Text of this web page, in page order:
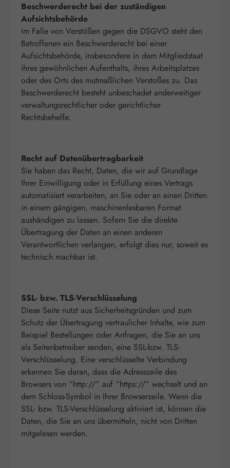
Beschwerderecht bei der zuständigen
Aufsichtsbehörde
Im Falle von Verstößen gegen die DSGVO steht den
Betroffenen ein Beschwerderecht bei einer
Aufsichtsbehörde, insbesondere in dem Mitgliedstaat
ihres gewöhnlichen Aufenthalts, ihres Arbeitsplatzes
oder des Orts des mutmaßlichen Verstoßes zu. Das
Beschwerderecht besteht unbeschadet anderweitiger
verwaltungsrechtlicher oder gerichtlicher
Rechtsbehelfe.
Recht auf Datenübertragbarkeit
Sie haben das Recht, Daten, die wir auf Grundlage
Ihrer Einwilligung oder in Erfüllung eines Vertrags
automatisiert verarbeiten, an Sie oder an einen Dritten
in einem gängigen, maschinenlesbaren Format
aushändigen zu lassen. Sofern Sie die direkte
Übertragung der Daten an einen anderen
Verantwortlichen verlangen, erfolgt dies nur, soweit es
technisch machbar ist.
SSL- bzw. TLS-Verschlüsselung
Diese Seite nutzt aus Sicherheitsgründen und zum
Schutz der Übertragung vertraulicher Inhalte, wie zum
Beispiel Bestellungen oder Anfragen, die Sie an uns
als Seitenbetreiber senden, eine SSL-bzw. TLS-
Verschlüsselung. Eine verschlüsselte Verbindung
erkennen Sie daran, dass die Adresszeile des
Browsers von “http://” auf “https://” wechselt und an
dem Schloss-Symbol in Ihrer Browserzeile. Wenn die
SSL- bzw. TLS-Verschlüsselung aktiviert ist, können die
Daten, die Sie an uns übermitteln, nicht von Dritten
mitgelesen werden.